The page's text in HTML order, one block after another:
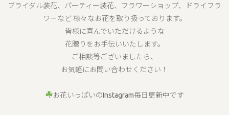
ブライダル装花、パーティー装花、フラワーショップ、ドライフラ
ワーなど 様々なお花を取り扱っております。
皆様に喜んでいただけるような
花贈りをお手伝いいたします。
ご相談等ございましたら、
お気軽にお問い合わせください！
お花いっぱいのInstagram毎日更新中です